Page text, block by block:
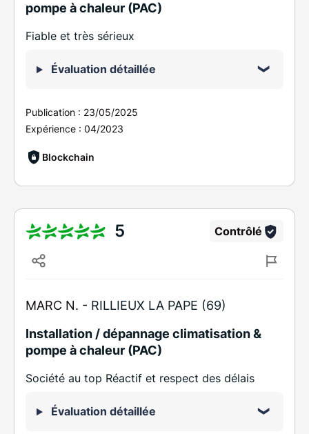
pompe à chaleur (PAC)
Fiable et très sérieux
Évaluation détaillée
Publication : 23/05/2025
Expérience : 04/2023
Blockchain
5 Contrôlé
MARC N. - RILLIEUX LA PAPE (69)
Installation / dépannage climatisation &
pompe à chaleur (PAC)
Société au top Réactif et respect des délais
Évaluation détaillée